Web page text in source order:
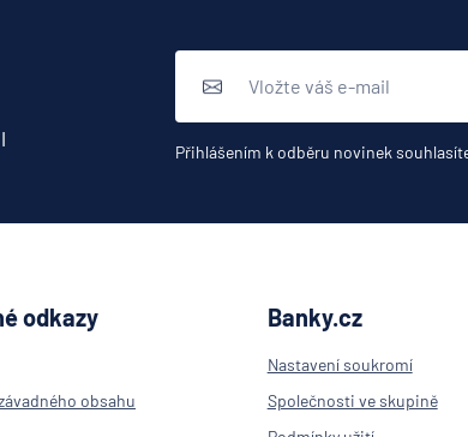
Přihlášením k odběru novinek
odkazy
obsahu
Banky.cz
Nastavení soukromí
Společnosti ve skupině